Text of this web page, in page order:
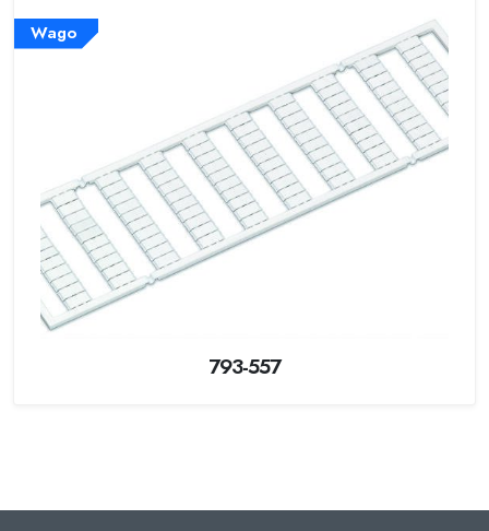
Wago
793-557